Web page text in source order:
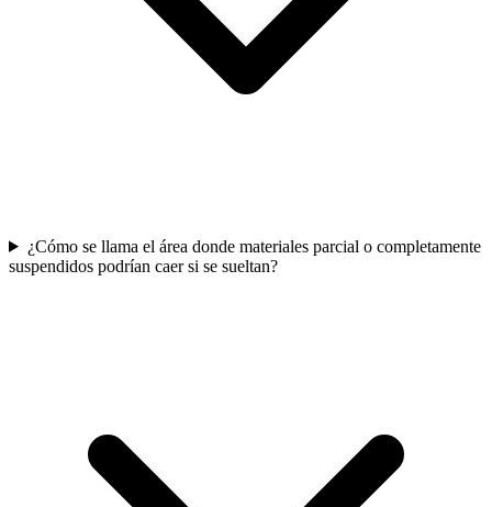
¿Cómo se llama el área donde materiales parcial o completamente
suspendidos podrían caer si se sueltan?